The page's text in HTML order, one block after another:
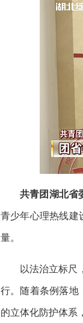
共青团湖北省
青少年心理热线建
量。
以法治立标尺
行。随着条例落地
的立体化防护体系